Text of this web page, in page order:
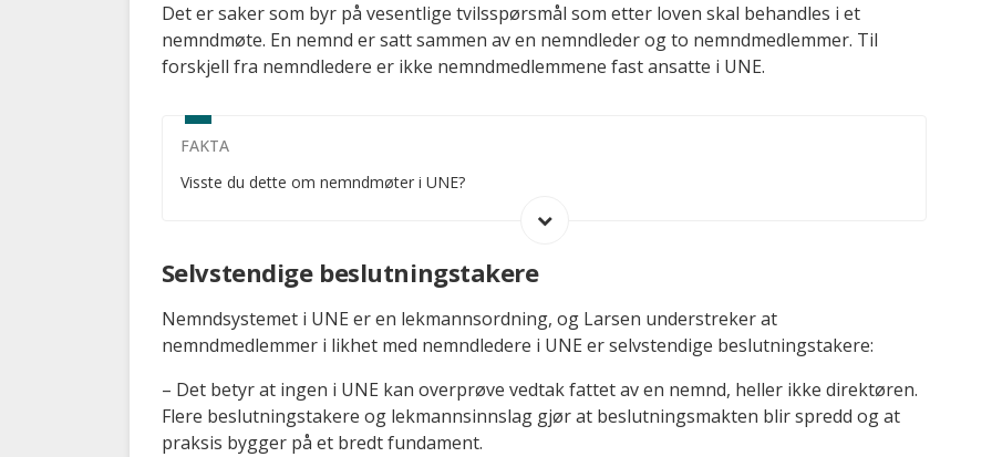
Det er saker som byr på vesentlige tvilsspørsmål som etter loven skal behandles i et
nemndmøte. En nemnd er satt sammen av en nemndleder og to nemndmedlemmer. Til
forskjell fra nemndledere er ikke nemndmedlemmene fast ansatte i UNE.
FAKTA
Visste du dette om nemndmøter i UNE?
Selvstendige beslutningstakere
Nemndsystemet i UNE er en lekmannsordning, og Larsen understreker at
nemndmedlemmer i likhet med nemndledere i UNE er selvstendige beslutningstakere:
– Det betyr at ingen i UNE kan overprøve vedtak fattet av en nemnd, heller ikke direktøren.
Flere beslutningstakere og lekmannsinnslag gjør at beslutningsmakten blir spredd og at
praksis bygger på et bredt fundament.